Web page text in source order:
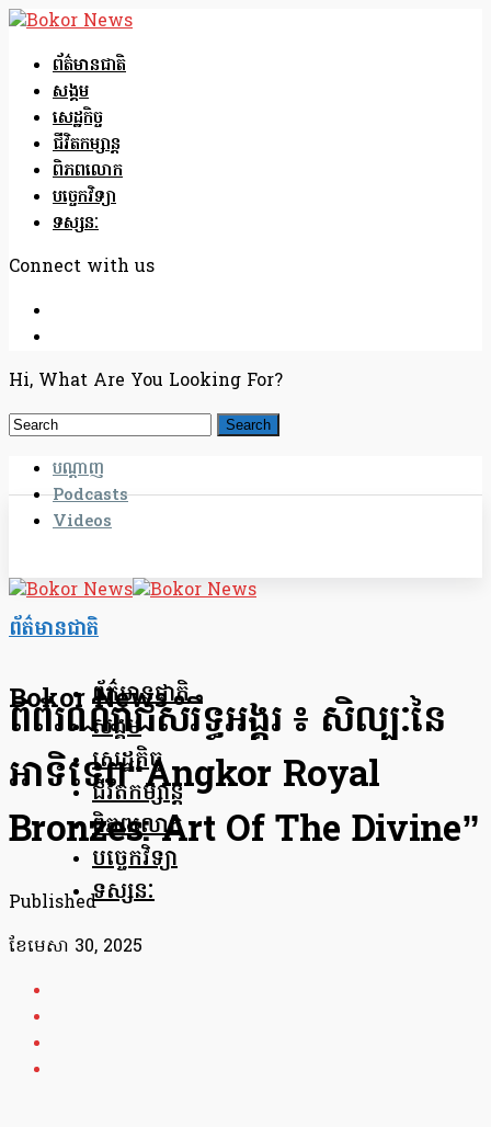
ព័ត៌មានជាតិ
សង្គម
សេដ្ឋកិច្ច
ជីវិតកម្សាន្ត
ពិភពលោក
បច្ចេកវិទ្យា
ទស្សនៈ
Connect with us
Hi, What Are You Looking For?
បណ្តាញ
Podcasts
Videos
Bokor News
ព័ត៌មានជាតិ
សង្គម
សេដ្ឋកិច្ច
ជីវិតកម្សាន្ត
ពិភពលោក
បច្ចេកវិទ្យា
ទស្សនៈ
ព័ត៌មានជាតិ
ពិព័រណ៍រាជសំរឹទ្ធអង្គរ ៖ សិល្បៈនៃ
អាទិទេព“Angkor Royal
Bronzes: Art Of The Divine”
Published
ខែ​មេសា 30, 2025